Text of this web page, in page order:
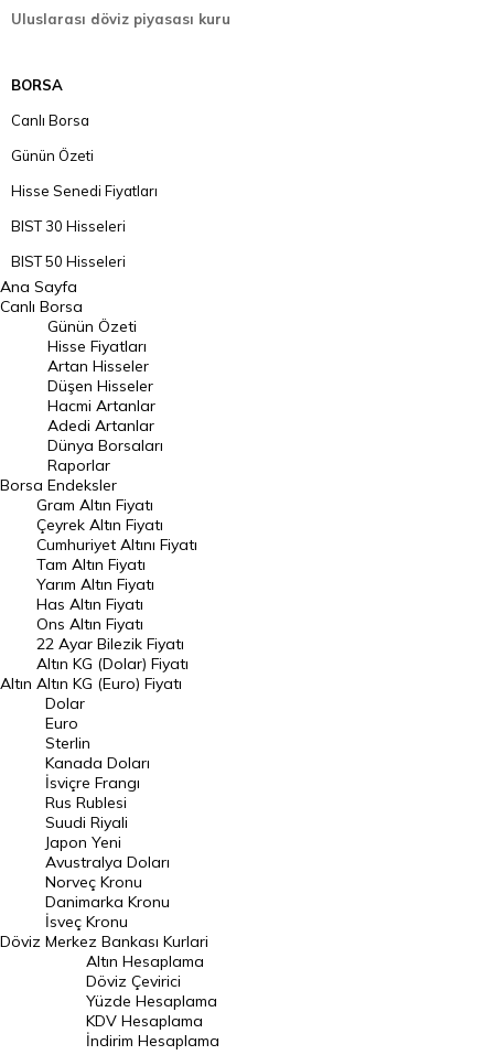
Uluslarası döviz piyasası kuru
BORSA
Canlı Borsa
Günün Özeti
Hisse Senedi Fiyatları
BIST 30 Hisseleri
BIST 50 Hisseleri
BIST 100 Hisseleri
En Çok Artan Hisseler
En Çok Düşen Hisseler
Hacmi Artanlar
Geçmiş Kapanışlar
Dünya Borsaları
Raporlar
Endeksler
DÖVİZ
Döviz Kuru
Dolar Kuru
Euro Kuru
Pound Kuru
Frank Kuru
Riyal Kuru
Avustralya Doları
Danimarka Kronu Kuru
Kanada Doları Kuru
Norveç Kronu Kuru
İsveç Kronu Kuru
Japon Yeni Kuru
Serbest Piyasa Döviz Kurları
Ana Sayfa
Canlı Borsa
Borsa
Günün Özeti
Hisse Fiyatları
Artan Hisseler
Düşen Hisseler
Hacmi Artanlar
Adedi Artanlar
Dünya Borsaları
Raporlar
Endeksler
Altın
Gram Altın Fiyatı
Çeyrek Altın Fiyatı
Cumhuriyet Altını Fiyatı
Tam Altın Fiyatı
Yarım Altın Fiyatı
Has Altın Fiyatı
Ons Altın Fiyatı
22 Ayar Bilezik Fiyatı
Altın KG (Dolar) Fiyatı
Altın KG (Euro) Fiyatı
Döviz
Dolar
Euro
Sterlin
Kanada Doları
İsviçre Frangı
Rus Rublesi
Suudi Riyali
Japon Yeni
Avustralya Doları
Norveç Kronu
Danimarka Kronu
İsveç Kronu
Merkez Bankası Kurlari
Altın Hesaplama
Döviz Çevirici
Yüzde Hesaplama
KDV Hesaplama
İndirim Hesaplama